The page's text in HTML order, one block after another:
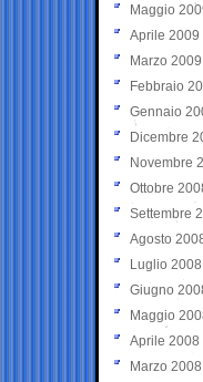
Maggio
Aprile 2009
Marzo 2009
Febbraio
Gennaio
Dicembre
Novembre
Ottobre
Settembre
Agosto
Luglio 2008
Giugno
Maggio
Aprile 2008
Marzo 2008